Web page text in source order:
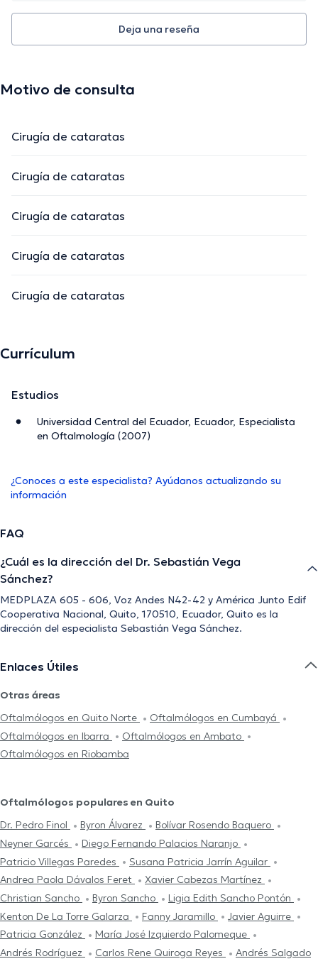
Deja una reseña
Motivo de consulta
Cirugía de cataratas
Cirugía de cataratas
Cirugía de cataratas
Cirugía de cataratas
Cirugía de cataratas
Currículum
Estudios
Universidad Central del Ecuador, Ecuador, Especialista
en Oftalmología (2007)
¿Conoces a este especialista? Ayúdanos actualizando su
información
FAQ
¿Cuál es la dirección del Dr. Sebastián Vega
Sánchez?
MEDPLAZA 605 - 606, Voz Andes N42-42 y América Junto Edif
Cooperativa Nacional, Quito, 170510, Ecuador, Quito es la
dirección del especialista Sebastián Vega Sánchez.
Enlaces Útiles
Otras áreas
Oftalmólogos en Quito Norte
Oftalmólogos en Cumbayá
Oftalmólogos en Ibarra
Oftalmólogos en Ambato
Oftalmólogos en Riobamba
Oftalmólogos populares en Quito
Dr. Pedro Finol
Byron Álvarez
Bolívar Rosendo Baquero
Neyner Garcés
Diego Fernando Palacios Naranjo
Patricio Villegas Paredes
Susana Patricia Jarrín Aguilar
Andrea Paola Dávalos Feret
Xavier Cabezas Martínez
Christian Sancho
Byron Sancho
Ligia Edith Sancho Pontón
Kenton De La Torre Galarza
Fanny Jaramillo
Javier Aguirre
Patricia González
María José Izquierdo Palomeque
Andrés Rodríguez
Carlos Rene Quiroga Reyes Andrés Salgado